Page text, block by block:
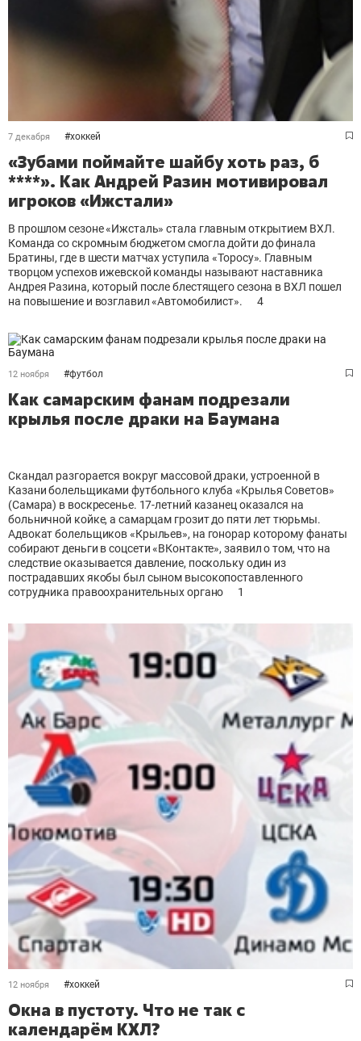
7 декабря #хоккей
«Зубами поймайте шайбу хоть раз, б
****». Как Андрей Разин мотивировал
игроков «Ижстали»
В прошлом сезоне «Ижсталь» стала главным открытием ВХЛ.
Команда со скромным бюджетом смогла дойти до финала
Братины, где в шести матчах уступила «Торосу». Главным
творцом успехов ижевской команды называют наставника
Андрея Разина, который после блестящего сезона в ВХЛ пошел
на повышение и возглавил «Автомобилист».
4
12 ноября #футбол
Как самарским фанам подрезали
крылья после драки на Баумана
Скандал разгорается вокруг массовой драки, устроенной в
Казани болельщиками футбольного клуба «Крылья Советов»
(Самара) в воскресенье. 17-летний казанец оказался на
больничной койке, а самарцам грозит до пяти лет тюрьмы.
Адвокат болельщиков «Крыльев», на гонорар которому фанаты
собирают деньги в соцсети «ВКонтакте», заявил о том, что на
следствие оказывается давление, поскольку один из
пострадавших якобы был сыном высокопоставленного
сотрудника правоохранительных органо
1
12 ноября #хоккей
Окна в пустоту. Что не так с
календарём КХЛ?